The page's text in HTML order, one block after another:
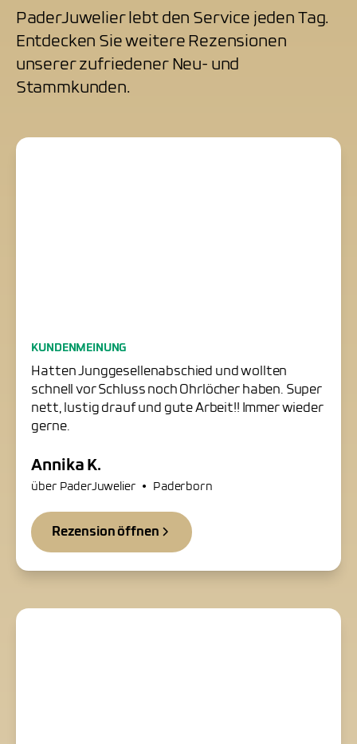
PaderJuwelier lebt den Service jeden Tag.
Entdecken Sie weitere Rezensionen
unserer zufriedener Neu- und
Stammkunden.
Junggesellenabschied
erfolgreich gerettet
KUNDENMEINUNG
Hatten Junggesellenabschied und wollten
schnell vor Schluss noch Ohrlöcher haben. Super
nett, lustig drauf und gute Arbeit!! Immer wieder
gerne.
Annika K.
über PaderJuwelier • Paderborn
Rezension öffnen